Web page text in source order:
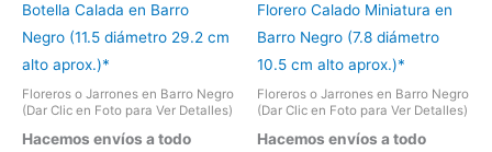
Botella Calada en Barro
Negro (11.5 diámetro 29.2 cm
alto aprox.)*
Floreros o Jarrones en Barro Negro
(Dar Clic en Foto para Ver Detalles)
Hacemos envíos a todo
Florero Calado Miniatura en
Barro Negro (7.8 diámetro
10.5 cm alto aprox.)*
Floreros o Jarrones en Barro Negro
(Dar Clic en Foto para Ver Detalles)
Hacemos envíos a todo